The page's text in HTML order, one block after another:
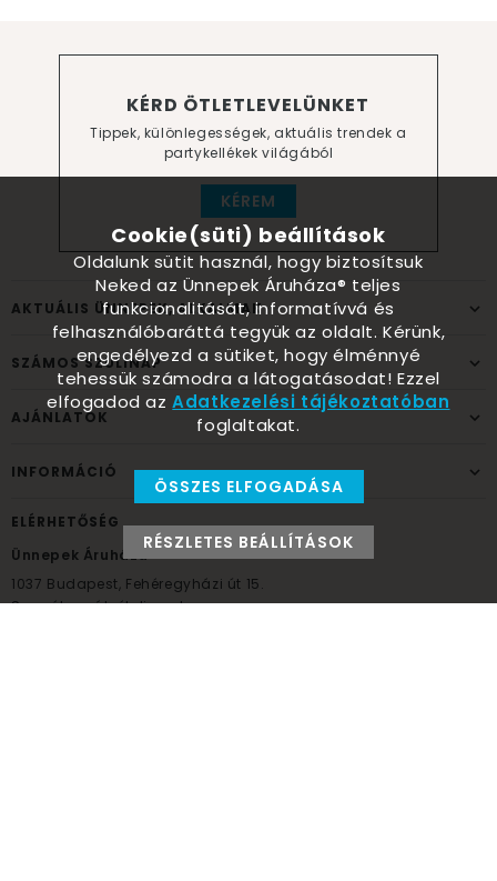
KÉRD ÖTLETLEVELÜNKET
Tippek, különlegességek, aktuális trendek a
partykellékek világából
KÉREM
AKTUÁLIS ÜNNEPEK, ALKALMAK
SZÁMOS SZÜLINAP
AJÁNLATOK
INFORMÁCIÓ
ELÉRHETŐSÉG
Ünnepek Áruháza
1037 Budapest, Fehéregyházi út 15.
Személyes átvételi pont
Cookie(süti) beállítások
Oldalunk sütit használ, hogy biztosítsuk
Neked az Ünnepek Áruháza® teljes
funkcionalitását, informatívvá és
felhasználóbaráttá tegyük az oldalt. Kérünk,
engedélyezd a sütiket, hogy élménnyé
tehessük számodra a látogatásodat! Ezzel
elfogadod azAdatkezelési tájékoztatóban
foglaltakat.
ÖSSZES ELFOGADÁSA
RÉSZLETES BEÁLLÍTÁSOK